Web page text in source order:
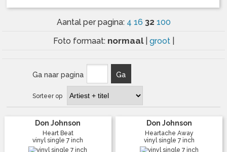
Aantal per pagina: 4 16 32 100
Foto formaat: normaal groot
Ga naar pagina Ga
Sorteer op
Don Johnson
Heart Beat
vinyl single 7 inch
Don Johnson
Heartache Away
vinyl single 7 inch